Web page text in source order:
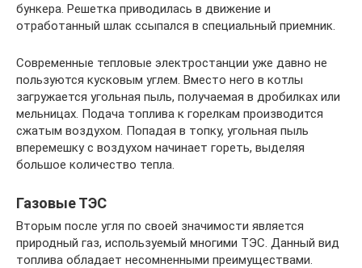
бункера. Решетка приводилась в движение и
отработанный шлак ссыпался в специальный приемник.
Современные тепловые электростанции уже давно не
пользуются кусковым углем. Вместо него в котлы
загружается угольная пыль, получаемая в дробилках или
мельницах. Подача топлива к горелкам производится
сжатым воздухом. Попадая в топку, угольная пыль
вперемешку с воздухом начинает гореть, выделяя
большое количество тепла.
Газовые ТЭС
Вторым после угля по своей значимости является
природный газ, используемый многими ТЭС. Данный вид
топлива обладает несомненными преимуществами.